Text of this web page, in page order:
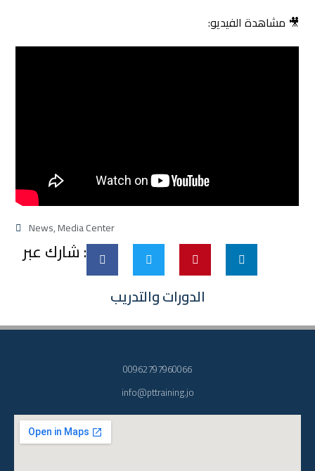
الدورات والتدريب
🎥 مشاهدة الفيديو:
News,Media Center
شارك عبر :
00962797960066
info@pttraining.jo